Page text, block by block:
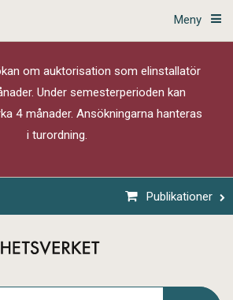
Meny
om auktorisation som elinstallatör
Under semesterperioden kan
4 månader. Ansökningarna hanteras
i turordning.
Publikationer